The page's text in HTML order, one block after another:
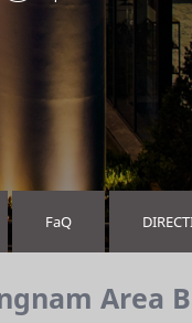
FaQ
Area